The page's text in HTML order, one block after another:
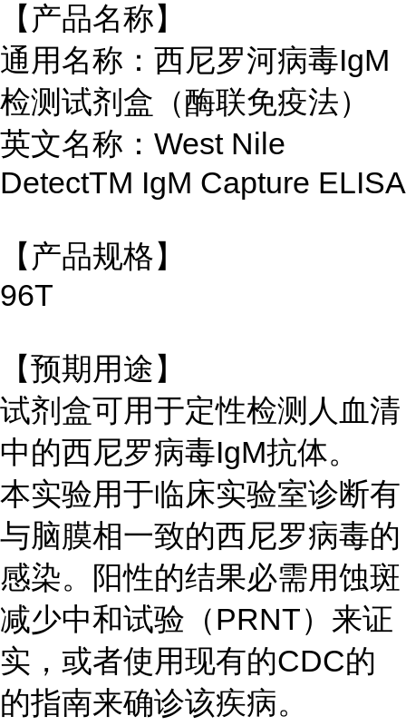
【产品名称】
通用名称：西尼罗河病毒IgM
检测试剂盒（酶联免疫法）
英文名称：West Nile
DetectTM IgM Capture ELISA
【产品规格】
96T
【预期用途】
试剂盒可用于定性检测人血清
中的西尼罗病毒IgM抗体。
本实验用于临床实验室诊断有
与脑膜相一致的西尼罗病毒的
感染。阳性的结果必需用蚀斑
减少中和试验（PRNT）来证
实，或者使用现有的CDC的
的指南来确诊该疾病。